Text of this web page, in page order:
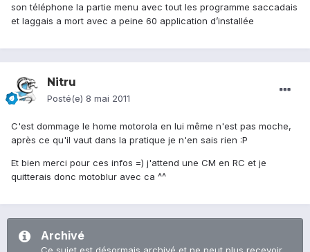
son téléphone la partie menu avec tout les programme saccadais
et laggais a mort avec a peine 60 application d’installée
Nitru
Posté(e) 8 mai 2011
C'est dommage le home motorola en lui même n'est pas moche,
après ce qu'il vaut dans la pratique je n'en sais rien :P
Et bien merci pour ces infos =) j'attend une CM en RC et je
quitterais donc motoblur avec ca ^^
Archivé